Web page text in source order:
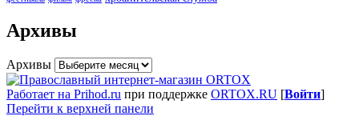
Архивы
Архивы
Работает на Prihod.ru при поддержке ORTOX.RU [Войти]
Перейти к верхней панели